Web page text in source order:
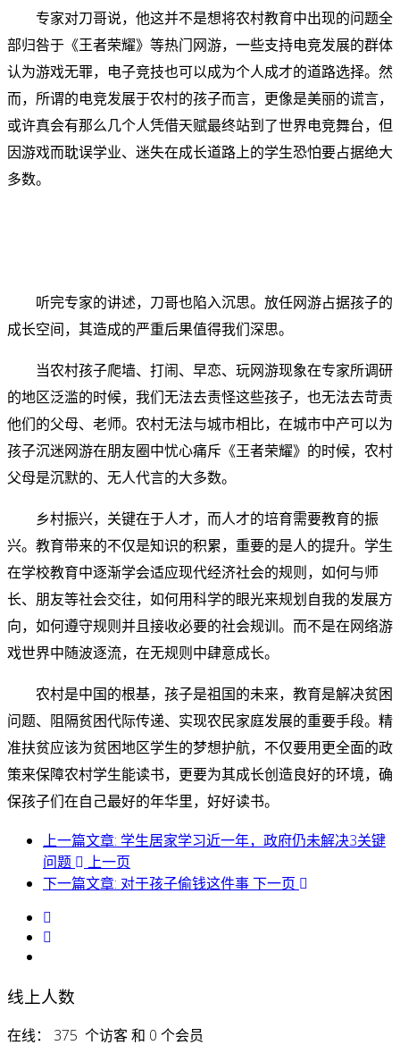
专家对刀哥说，他这并不是想将农村教育中出现的问题全
部归咎于《王者荣耀》等热门网游，一些支持电竞发展的群体
认为游戏无罪，电子竞技也可以成为个人成才的道路选择。然
而，所谓的电竞发展于农村的孩子而言，更像是美丽的谎言，
或许真会有那么几个人凭借天赋最终站到了世界电竞舞台，但
因游戏而耽误学业、迷失在成长道路上的学生恐怕要占据绝大
多数。
听完专家的讲述，刀哥也陷入沉思。放任网游占据孩子的
成长空间，其造成的严重后果值得我们深思。
当农村孩子爬墙、打闹、早恋、玩网游现象在专家所调研
的地区泛滥的时候，我们无法去责怪这些孩子，也无法去苛责
他们的父母、老师。 农村无法与城市相比，在城市中产可以为
孩子沉迷网游在朋友圈中忧心痛斥《王者荣耀》的时候，农村
父母是沉默的、无人代言的大多数。
乡村振兴，关键在于人才，而人才的培育需要教育的振
兴。教育带来的不仅是知识的积累，重要的是人的提升。学生
在学校教育中逐渐学会适应现代经济社会的规则，如何与师
长、朋友等社会交往，如何用科学的眼光来规划自我的发展方
向，如何遵守规则并且接收必要的社会规训。而不是在网络游
戏世界中随波逐流，在无规则中肆意成长。
农村是中国的根基，孩子是祖国的未来，教育是解决贫困
问题、阻隔贫困代际传递、实现农民家庭发展的重要手段。 精
准扶贫应该为贫困地区学生的梦想护航，不仅要用更全面的政
策来保障农村学生能读书，更要为其成长创造良好的环境，确
保孩子们在自己最好的年华里，好好读书。
上一篇文章: 学生居家学习近一年，政府仍未解决3关键
问题
上一页
下一篇文章: 对于孩子偷钱这件事下一页
线上人数
在线： 375 个访客 和 0 个会员